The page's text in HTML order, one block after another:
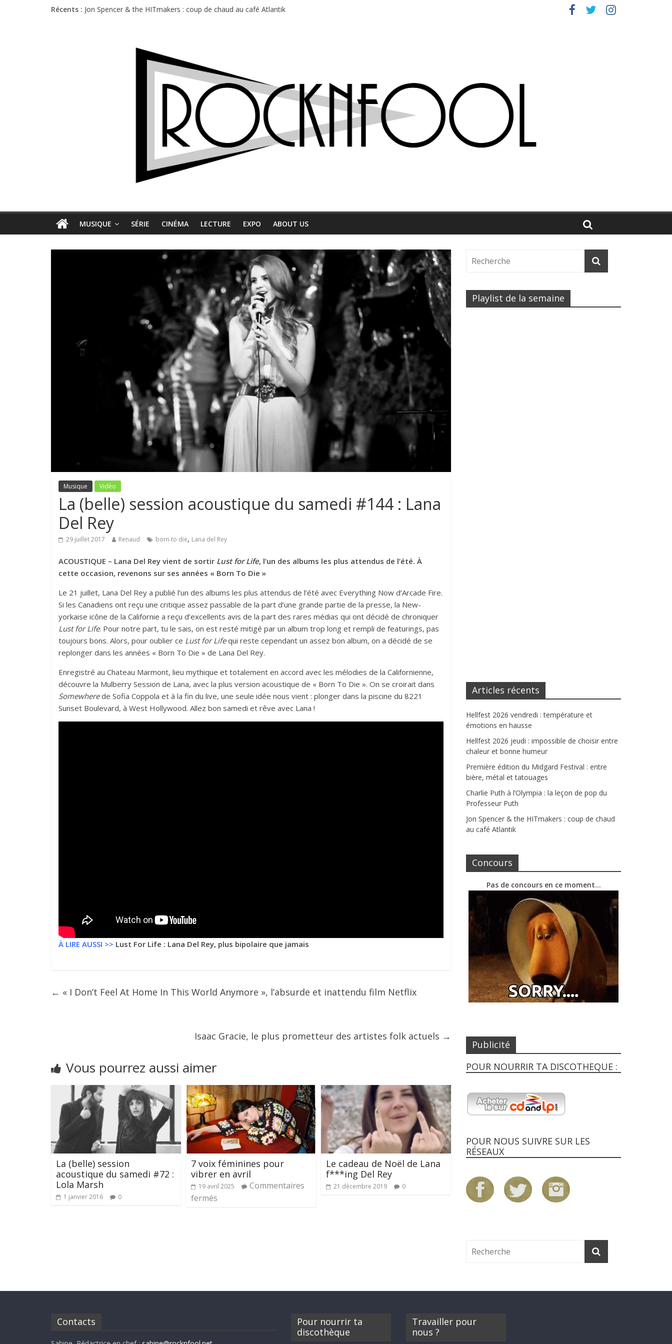
Récents : Jon Spencer & the HITmakers : coup de chaud au café Atlantik
Charlie Puth à l’Olympia : la leçon de pop du Professeur Puth
MUSIQUE SÉRIE CINÉMA LECTURE EXPO ABOUT US
Musique Vidéo
La (belle) session acoustique du samedi #144 : Lana
Del Rey
29 juillet 2017 Renaud born to die, Lana del Rey
ACOUSTIQUE – Lana Del Rey vient de sortir Lust for Life, l’un des albums les plus attendus de l’été. À
cette occasion, revenons sur ses années « Born To Die »
Le 21 juillet, Lana Del Rey a publié l’un des albums les plus attendus de l’été avec Everything Now d’Arcade Fire.
Si les Canadiens ont reçu une critique assez passable de la part d’une grande partie de la presse, la New-
yorkaise icône de la Californie a reçu d’excellents avis de la part des rares médias qui ont décidé de chroniquer
Lust for Life. Pour notre part, tu le sais, on est resté mitigé par un album trop long et rempli de featurings, pas
toujours bons. Alors, pour oublier ce Lust for Lifequi reste cependant un assez bon album, on a décidé de se
replonger dans les années « Born To Die » de Lana Del Rey.
Enregistré au Chateau Marmont, lieu mythique et totalement en accord avec les mélodies de la Californienne,
découvre la Mulberry Session de Lana, avec la plus version acoustique de « Born To Die ». On se croirait dans
Somewherede Sofia Coppola et à la fin du live, une seule idée nous vient : plonger dans la piscine du 8221
Sunset Boulevard, à West Hollywood. Allez bon samedi et rêve avec Lana !
À LIRE AUSSI >> Lust For Life : Lana Del Rey, plus bipolaire que jamais
← « I Don’t Feel At Home In This World Anymore », l’absurde et inattendu film Netflix
Isaac Gracie, le plus prometteur des artistes folk actuels →
Vous pourrez aussi aimer
La (belle) session
acoustique du samedi #72 :
Lola Marsh
1 janvier 2016 0
7 voix féminines pour
vibrer en avril
19 avril 2025
Commentaires
fermés
Le cadeau de Noël de Lana
f***ing Del Rey
21 décembre 2019 0
Playlist de la semaine
Articles récents
Hellfest 2026 vendredi : température et
émotions en hausse
Hellfest 2026 jeudi : impossible de choisir entre
chaleur et bonne humeur
Première édition du Midgard Festival : entre
bière, métal et tatouages
Charlie Puth à l’Olympia : la leçon de pop du
Professeur Puth
Jon Spencer & the HITmakers : coup de chaud
au café Atlantik
Concours
Pas de concours en ce moment…
Publicité
POUR NOURRIR TA DISCOTHEQUE :
POUR NOUS SUIVRE SUR LES
RÉSEAUX
Contacts
Pour nourrir ta
discothèque
Travailler pour
nous ?